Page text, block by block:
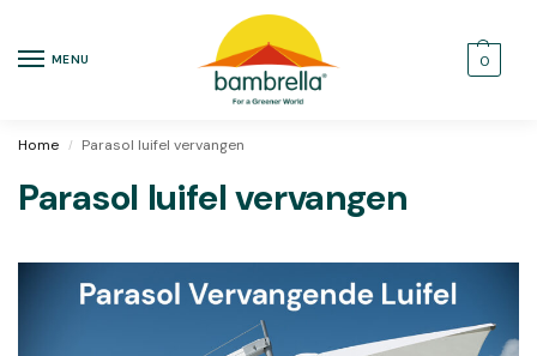
MENU 0
Home / Parasol luifel vervangen
Parasol luifel vervangen